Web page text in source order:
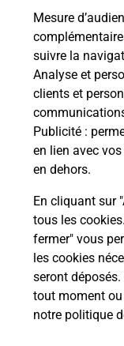
Mesure
suivre la
Analyse et
clients et
Publicité :
en lien avec
en dehors.
En cliquant sur
tous les
fermer" vous
les cookies
seront
tout moment
notre politique
La
en ligne
Ouvert
En savoir
PRIMEUR OCCITAN